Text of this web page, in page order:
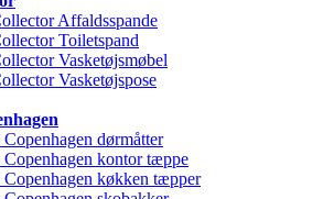
Affaldsspande
Toiletspand
Vasketøjsmøbel
Vasketøjspose
Copenhagen dørmåtter
Copenhagen kontor tæppe
Copenhagen køkken tæpper